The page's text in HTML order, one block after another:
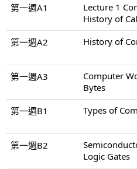
第一週A1
Lecture 1
History of
第一週A2
History of
第一週A3
Computer
Bytes
第一週B1
Types of
第一週B2
Logic Gates